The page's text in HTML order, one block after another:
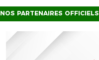
NOS PARTENAIRES OFFICIELS